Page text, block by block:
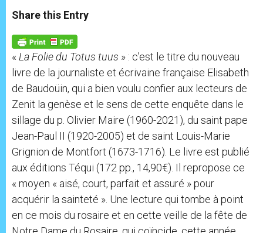
t
s
p
p
s
e
g
e
r
e
b
o
k
Share this Entry
« La Folie du Totus tuus » : c’est le titre du nouveau
livre de la journaliste et écrivaine française Elisabeth
de Baudoüin, qui a bien voulu confier aux lecteurs de
Zenit la genèse et le sens de cette enquête dans le
sillage du p. Olivier Maire (1960-2021), du saint pape
Jean-Paul II (1920-2005) et de saint Louis-Marie
Grignion de Montfort (1673-1716). Le livre est publié
aux éditions Téqui (172 pp., 14,90€). Il repropose ce
« moyen « aisé, court, parfait et assuré » pour
acquérir la sainteté ». Une lecture qui tombe à point
en ce mois du rosaire et en cette veille de la fête de